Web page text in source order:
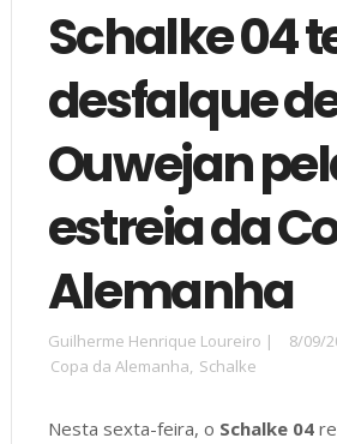
Schalke 04
desfalque
Ouwejan
estreia da
Alemanha
Guilherme Henrique Loureiro |
8/09/
Copa da Alemanha, Schalke
Nesta sexta-feira, o Schalke 04